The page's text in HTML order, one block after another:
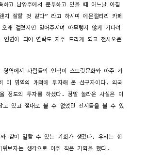
고 남양주에서 분투하고 있을 때 어느날 아침
지 잘할 것 같다” 라고 하시며 에몬갤러리 카페
래 걸렸지만 믿어주시며 아무렇지 않게 기다려
연이 되어 연락도 자주 드리게 되고 전시오픈
역에서 사람들의 인식이 스트릿문화와 아주 거
이 영역의 개척에 투자해 온 선구자이다. 외국
정도의 투자를 하셨다. 정말 놀라운 사실은 이
고 있고 절대로 볼 수 없었던 전시들을 볼 수 있
와 같이 일할 수 있는 기회가 생겼다. 우리는 한
보자는 생각으로 아주 작은 기획을 했다.